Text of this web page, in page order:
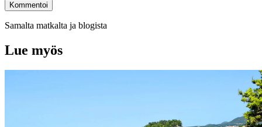
Kommentoi
Samalta matkalta ja blogista
Lue myös